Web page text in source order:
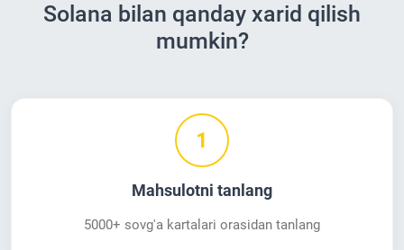
Solana bilan qanday xarid qilish
mumkin?
1
Mahsulotni tanlang
5000+ sovg'a kartalari orasidan tanlang